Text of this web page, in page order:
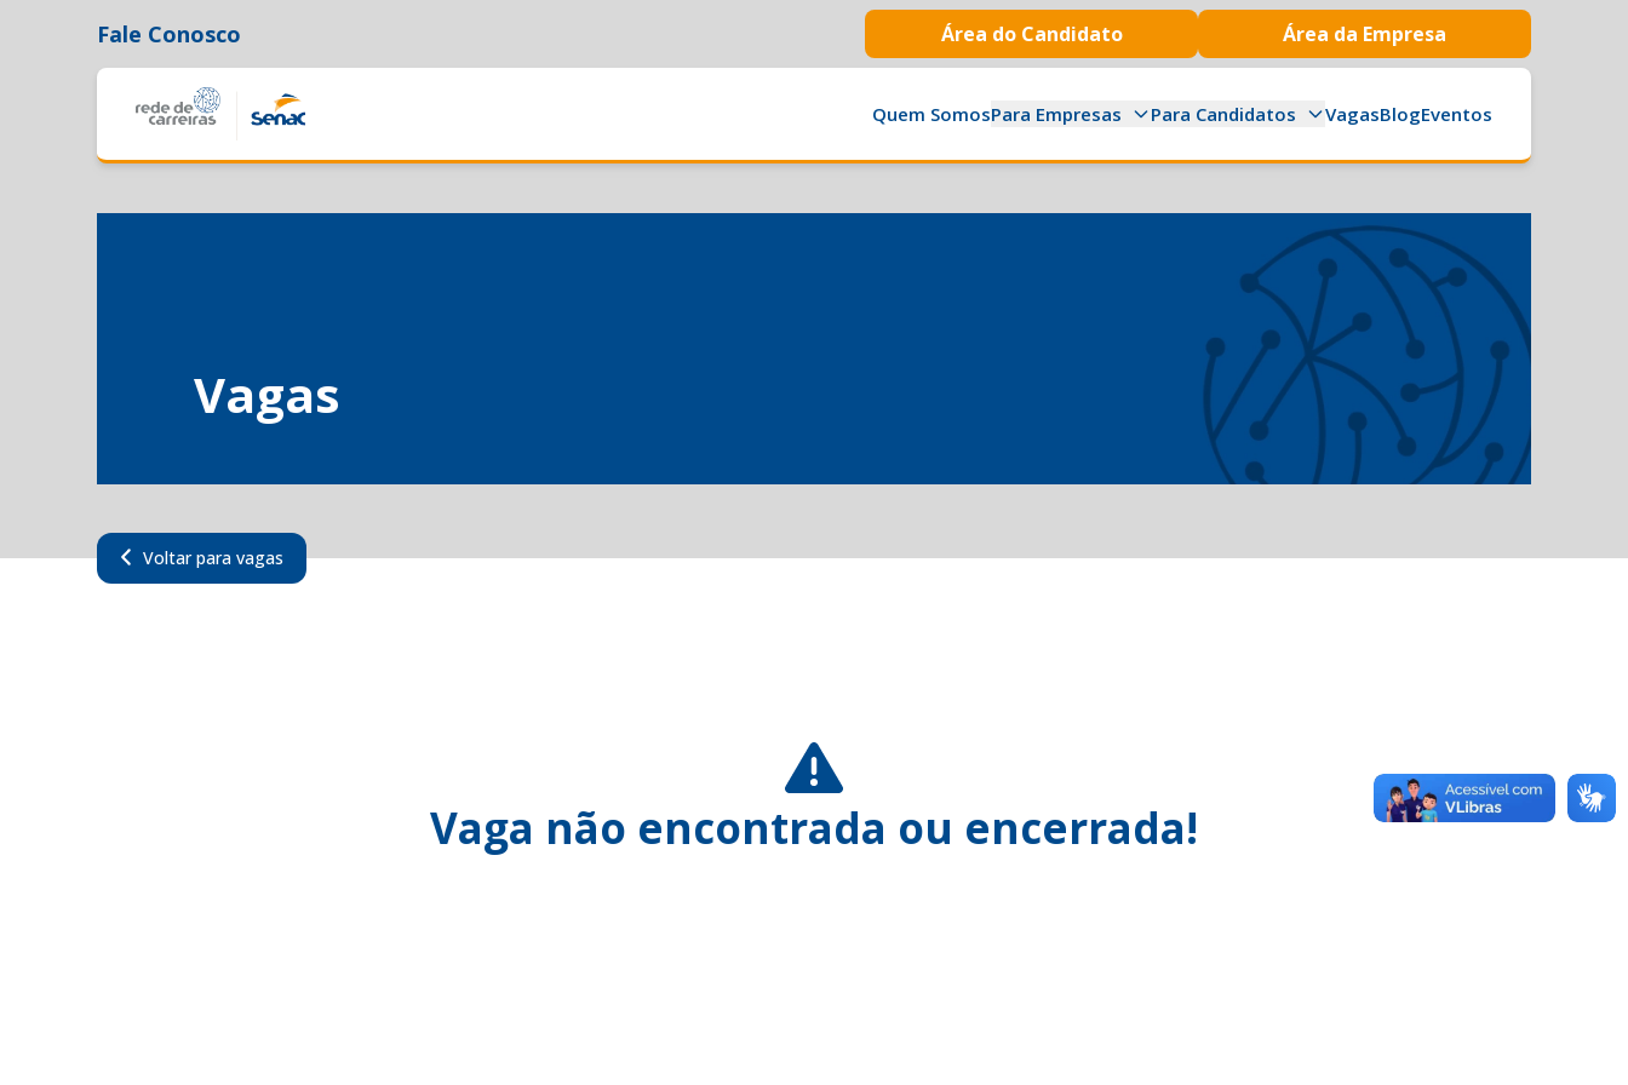
Fale Conosco Área do Candidato Área da Empresa
Quem SomosPara Empresas Para Candidatos VagasBlogEventos
Vagas
Voltar para vagas
Vaga não encontrada ou encerrada!